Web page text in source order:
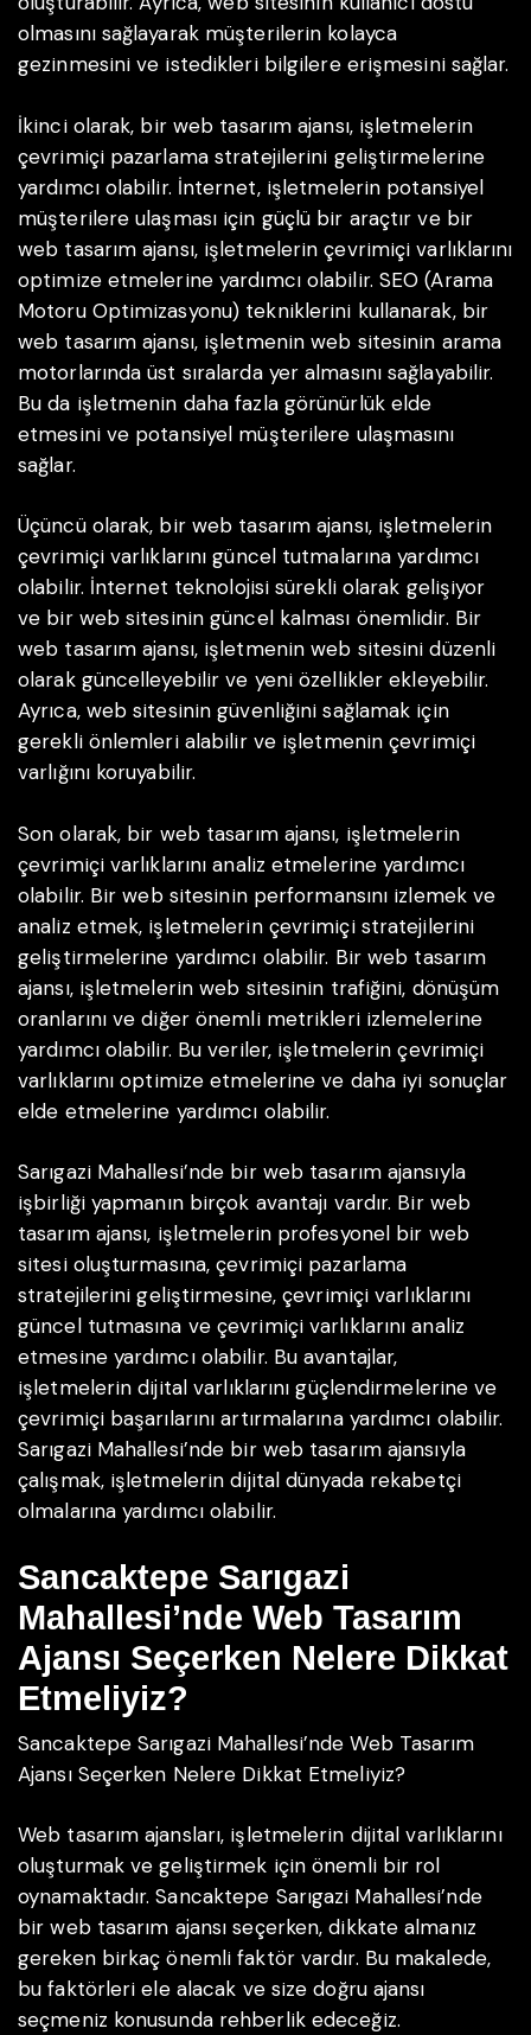
olmasını sağlayarak müşterilerin kolayca
gezinmesini ve istedikleri bilgilere erişmesini sağlar.
İkinci olarak, bir web tasarım ajansı, işletmelerin
çevrimiçi pazarlama stratejilerini geliştirmelerine
yardımcı olabilir. İnternet, işletmelerin potansiyel
müşterilere ulaşması için güçlü bir araçtır ve bir
web tasarım ajansı, işletmelerin çevrimiçi varlıklarını
optimize etmelerine yardımcı olabilir. SEO (Arama
Motoru Optimizasyonu) tekniklerini kullanarak, bir
web tasarım ajansı, işletmenin web sitesinin arama
motorlarında üst sıralarda yer almasını sağlayabilir.
Bu da işletmenin daha fazla görünürlük elde
etmesini ve potansiyel müşterilere ulaşmasını
sağlar.
Üçüncü olarak, bir web tasarım ajansı, işletmelerin
çevrimiçi varlıklarını güncel tutmalarına yardımcı
olabilir. İnternet teknolojisi sürekli olarak gelişiyor
ve bir web sitesinin güncel kalması önemlidir. Bir
web tasarım ajansı, işletmenin web sitesini düzenli
olarak güncelleyebilir ve yeni özellikler ekleyebilir.
Ayrıca, web sitesinin güvenliğini sağlamak için
gerekli önlemleri alabilir ve işletmenin çevrimiçi
varlığını koruyabilir.
Son olarak, bir web tasarım ajansı, işletmelerin
çevrimiçi varlıklarını analiz etmelerine yardımcı
olabilir. Bir web sitesinin performansını izlemek ve
analiz etmek, işletmelerin çevrimiçi stratejilerini
geliştirmelerine yardımcı olabilir. Bir web tasarım
ajansı, işletmelerin web sitesinin trafiğini, dönüşüm
oranlarını ve diğer önemli metrikleri izlemelerine
yardımcı olabilir. Bu veriler, işletmelerin çevrimiçi
varlıklarını optimize etmelerine ve daha iyi sonuçlar
elde etmelerine yardımcı olabilir.
Sarıgazi Mahallesi’nde bir web tasarım ajansıyla
işbirliği yapmanın birçok avantajı vardır. Bir web
tasarım ajansı, işletmelerin profesyonel bir web
sitesi oluşturmasına, çevrimiçi pazarlama
stratejilerini geliştirmesine, çevrimiçi varlıklarını
güncel tutmasına ve çevrimiçi varlıklarını analiz
etmesine yardımcı olabilir. Bu avantajlar,
işletmelerin dijital varlıklarını güçlendirmelerine ve
çevrimiçi başarılarını artırmalarına yardımcı olabilir.
Sarıgazi Mahallesi’nde bir web tasarım ajansıyla
çalışmak, işletmelerin dijital dünyada rekabetçi
olmalarına yardımcı olabilir.
Sancaktepe Sarıgazi
Mahallesi’nde Web Tasarım
Ajansı Seçerken Nelere Dikkat
Etmeliyiz?
Sancaktepe Sarıgazi Mahallesi’nde Web Tasarım
Ajansı Seçerken Nelere Dikkat Etmeliyiz?
Web tasarım ajansları, işletmelerin dijital varlıklarını
oluşturmak ve geliştirmek için önemli bir rol
oynamaktadır. Sancaktepe Sarıgazi Mahallesi’nde
bir web tasarım ajansı seçerken, dikkate almanız
gereken birkaç önemli faktör vardır. Bu makalede,
bu faktörleri ele alacak ve size doğru ajansı
seçmeniz konusunda rehberlik edeceğiz.